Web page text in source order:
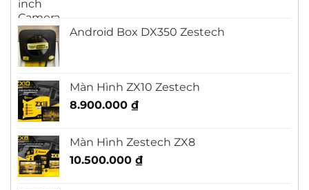
Android Box DX350 Zestech
Màn Hình ZX10 Zestech
8.900.000 ₫
Màn Hình Zestech ZX8
10.500.000 ₫